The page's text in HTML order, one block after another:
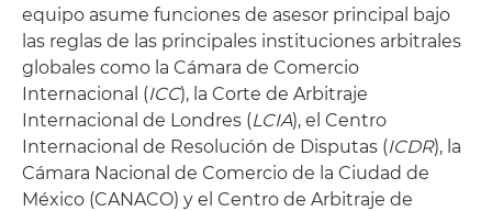
equipo asume funciones de asesor principal bajo
las reglas de las principales instituciones arbitrales
globales como la Cámara de Comercio
Internacional (ICC), la Corte de Arbitraje
Internacional de Londres (LCIA), el Centro
Internacional de Resolución de Disputas (ICDR), la
Cámara Nacional de Comercio de la Ciudad de
México (CANACO) y el Centro de Arbitraje de